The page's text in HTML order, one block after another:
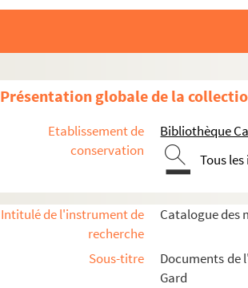
Présentation globale de la
Etablissement de
conservation
Bibliothèque
Tous
Intitulé de l'instrument de
recherche
Catalogue des
Sous-titre
Documents de
Gard
Ms_471. Première période : 15 nivôse an IX
Ms_472. Deuxième période : 1817 à 1825
Ms_472_A. Documents relatifs à la
Ms_472_B. Procès-verbaux des séances
Ms_472_C. Correspondance